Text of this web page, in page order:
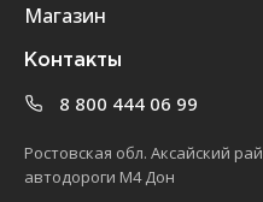
Магазин
Контакты
8 800 444 06 99
Ростовская обл. Аксайский
автодороги М4 Дон